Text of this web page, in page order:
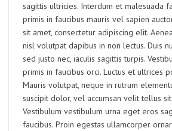
sagittis ultricies. Interdum et malesuada
primis in faucibus mauris vel sapien
sit amet, consectetur adipiscing elit.
nisl volutpat dapibus in non lectus. Duis
sed justo nec, iaculis sagittis turpis.
primis in faucibus orci. Luctus et ultrices
Mauris volutpat, neque in rutrum
suscipit dolor, vel accumsan velit tellus
Vestibulum vestibulum urna eget eros
faucibus. Proin egestas ullamcorper